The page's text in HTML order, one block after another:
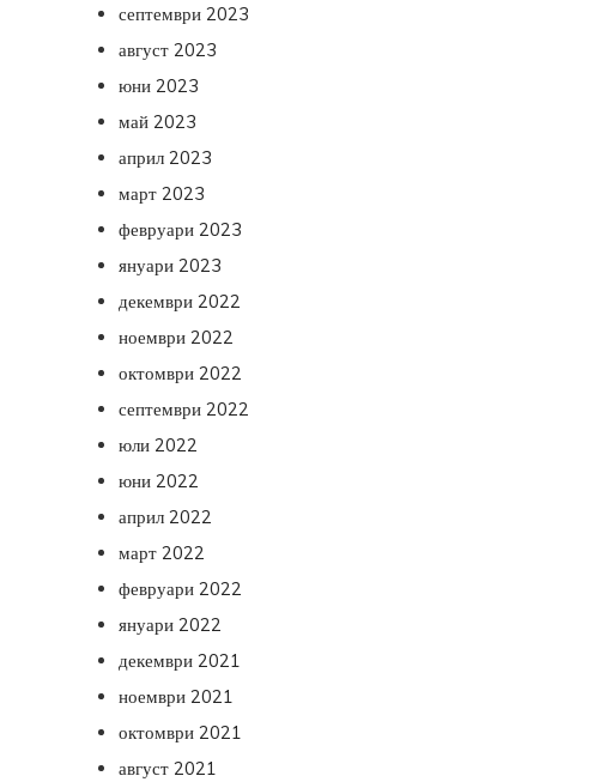
септември 2023
август 2023
юни 2023
май 2023
април 2023
март 2023
февруари 2023
януари 2023
декември 2022
ноември 2022
октомври 2022
септември 2022
юли 2022
юни 2022
април 2022
март 2022
февруари 2022
януари 2022
декември 2021
ноември 2021
октомври 2021
август 2021